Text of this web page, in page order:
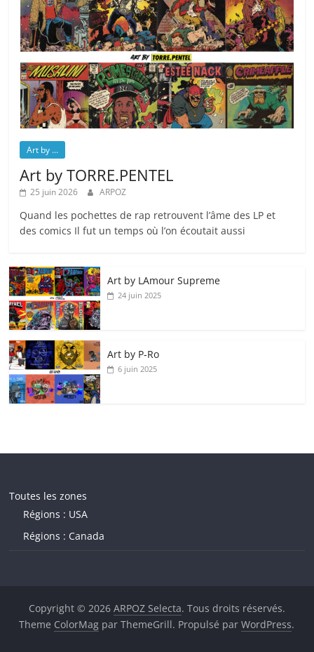
Art by ...
Art by TORRE.PENTEL
25 juin 2026 ARPOZ
Quand les pochettes de rap retrouvent l’âme des LP et
des comics Il fut un temps où l’on écoutait aussi
Art by LAmour Supreme
24 juin 2025
Art by P‑Ro
6 juin 2025
Toutes les zones
Régions : USA
Régions : Canada
Copyright © 2026 ARPOZ Selecta. Tous droits réservés.
Theme ColorMag par ThemeGrill. Propulsé parWordPress.